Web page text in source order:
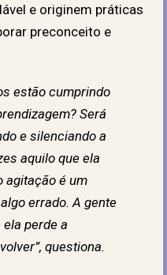
e originem práticas
preconceito e
estão cumprindo
Será
e silenciando a
aquilo que ela
agitação é um
errado. A gente
perde a
questiona.